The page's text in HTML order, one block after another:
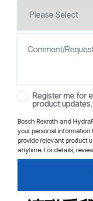
Register me for
product updates.
Bosch Rexroth and
your personal
provide relevant product
anytime. For details,